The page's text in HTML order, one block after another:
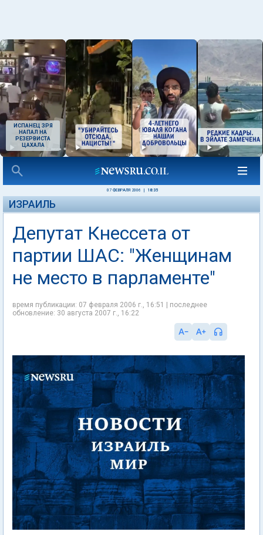
ИСПАНЕЦ ЗРЯ
НАПАЛ НА
РЕЗЕРВИСТА
ЦАХАЛА
07 ФЕВРАЛЯ 2006 18:35
ИЗРАИЛЬ
Депутат Кнессета от
партии ШАС: "Женщинам
не место в парламенте"
время публикации: 07 февраля 2006 г., 16:51 | последнее
обновление: 30 августа 2007 г., 16:22